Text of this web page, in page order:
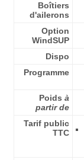
Boîtiers
d'ailerons
Option
WindSUP
Dispo
Programme
Poids à
partir de
Tarif public
TTC